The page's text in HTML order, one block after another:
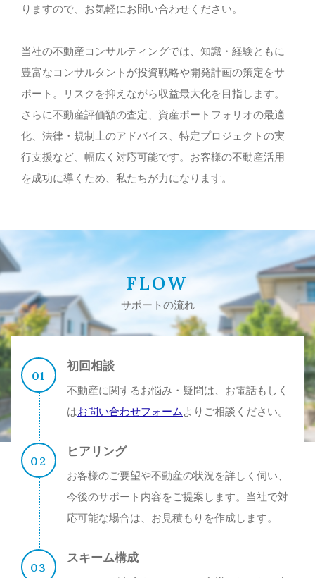
りますので、お気軽にお問い合わせください。
当社の不動産コンサルティングでは、知識・経験ともに
豊富なコンサルタントが投資戦略や開発計画の策定をサ
ポート。リスクを抑えながら収益最大化を目指します。
さらに不動産評価額の査定、資産ポートフォリオの最適
化、法律・規制上のアドバイス、特定プロジェクトの実
行支援など、幅広く対応可能です。お客様の不動産活用
を成功に導くため、私たちが力になります。
FLOW
サポートの流れ
初回相談
不動産に関するお悩み・疑問は、お電話もしく
はお問い合わせフォーム よりご相談ください。
ヒアリング
お客様のご要望や不動産の状況を詳しく伺い、
今後のサポート内容をご提案します。当社で対
応可能な場合は、お見積もりを作成します。
スキーム構成